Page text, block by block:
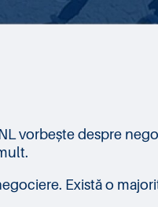
vorbește despre
Există o